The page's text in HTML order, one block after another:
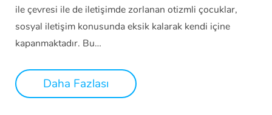
ile çevresi ile de iletişimde zorlanan otizmli çocuklar,
sosyal iletişim konusunda eksik kalarak kendi içine
kapanmaktadır. Bu…
Daha Fazlası